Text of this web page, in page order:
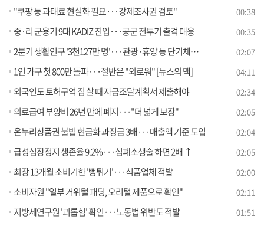
"쿠팡 등 과태료 현실화 필요···강제조사권 검토" 00:38
중·러 군용기 9대 KADIZ 진입···공군 전투기 출격 대응 00:35
2분기 생활인구 '3천127만 명'···관광·휴양 등 단기체류 증가 02:07
1인 가구 첫 800만 돌파···절반은 "외로워" [뉴스의 맥] 04:11
외국인도 토허구역 집 살 때 자금조달계획서 제출해야 02:34
의료급여 부양비 26년 만에 폐지···"더 넓게 보장" 02:05
온누리상품권 불법 현금화 과징금 3배···매출액 기준 도입 02:04
급성심장정지 생존율 9.2%···심폐소생술 하면 2배 ↑ 02:05
최장 13개월 소비기한 '뻥튀기'···식품업체 적발 02:00
소비자원 "일부 거위털 패딩, 오리털 제품으로 확인" 02:11
지방세연구원 '괴롭힘' 확인···노동법 위반도 적발 01:51